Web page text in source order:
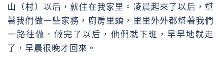
山（村）以后，就住在我家里。凌晨起來了以后，幫
著我們做一些家務，廚房里頭，里里外外都幫著我們
一路往做。做完了以后，他們就下班，早早地就走
了，早晨很晚才回來。